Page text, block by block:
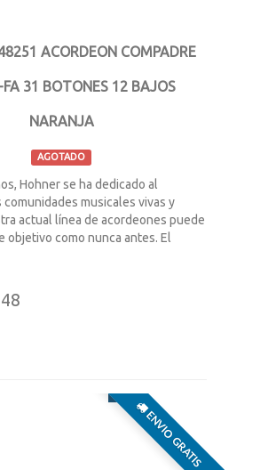
ACORDEON COMPADRE
FA 31 BOTONES 12 BAJOS
NARANJA
AGOTADO
Hohner se ha dedicado al
musicales vivas y
actual línea de acordeones puede
objetivo como nunca antes. El
ENVIO GRATIS